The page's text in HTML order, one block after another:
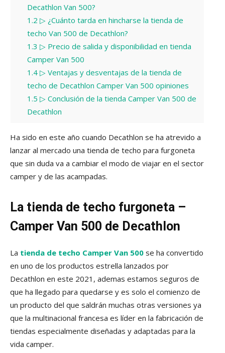
Decathlon Van 500?
1.2 ▷ ¿Cuánto tarda en hincharse la tienda de
techo Van 500 de Decathlon?
1.3 ▷ Precio de salida y disponibilidad en tienda
Camper Van 500
1.4▷ Ventajas y desventajas de la tienda de
techo de Decathlon Camper Van 500 opiniones
1.5 ▷ Conclusión de la tienda Camper Van 500 de
Decathlon
Ha sido en este año cuando Decathlon se ha atrevido a
lanzar al mercado una tienda de techo para furgoneta
que sin duda va a cambiar el modo de viajar en el sector
camper y de las acampadas.
La tienda de techo furgoneta –
Camper Van 500 de Decathlon
La tienda de techo Camper Van 500 se ha convertido
en uno de los productos estrella lanzados por
Decathlon en este 2021, ademas estamos seguros de
que ha llegado para quedarse y es solo el comienzo de
un producto del que saldrán muchas otras versiones ya
que la multinacional francesa es líder en la fabricación de
tiendas especialmente diseñadas y adaptadas para la
vida camper.